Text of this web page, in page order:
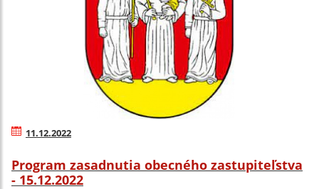
11.12.2022
Program zasadnutia obecného zastupiteľstva
- 15.12.2022